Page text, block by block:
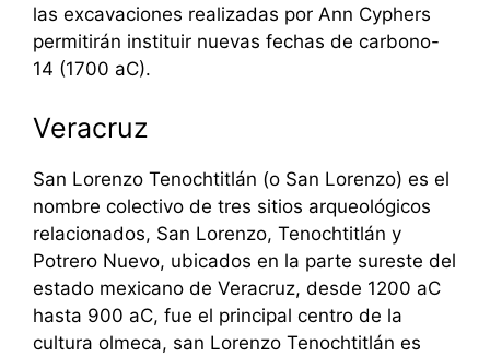
las excavaciones realizadas por Ann Cyphers
permitirán instituir nuevas fechas de carbono-
14 (1700 aC).
Veracruz
San Lorenzo Tenochtitlán (o San Lorenzo) es el
nombre colectivo de tres sitios arqueológicos
relacionados, San Lorenzo, Tenochtitlán y
Potrero Nuevo, ubicados en la parte sureste del
estado mexicano de Veracruz, desde 1200 aC
hasta 900 aC, fue el principal centro de la
cultura olmeca, san Lorenzo Tenochtitlán es